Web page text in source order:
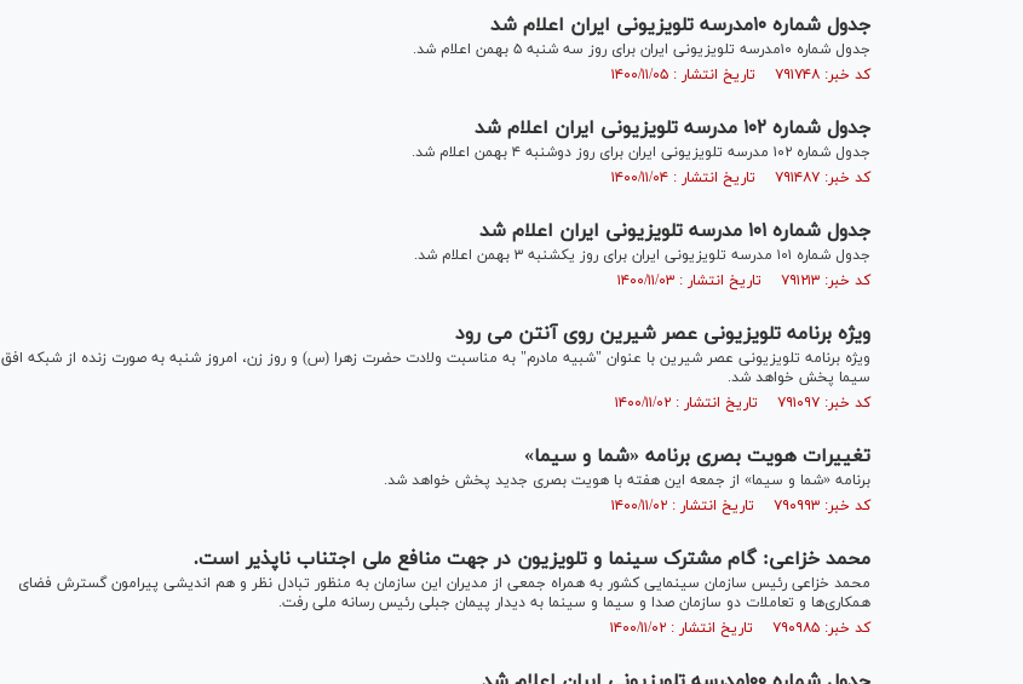
جدول شماره ۱۰مدرسه تلویزیونی ایران اعلام شد
جدول شماره ۱۰مدرسه تلویزیونی ایران برای روز سه شنبه ۵ بهمن اعلام شد.
کد خبر: ۷۹۱۷۴۸ تاریخ انتشار : ۱۴۰۰/۱۱/۰۵
جدول شماره ۱۰۲ مدرسه تلویزیونی ایران اعلام شد
جدول شماره ۱۰۲ مدرسه تلویزیونی ایران برای روز دوشنبه ۴ بهمن اعلام شد.
کد خبر: ۷۹۱۴۸۷ تاریخ انتشار : ۱۴۰۰/۱۱/۰۴
جدول شماره ۱۰۱ مدرسه تلویزیونی ایران اعلام شد
جدول شماره ۱۰۱ مدرسه تلویزیونی ایران برای روز یکشنبه ۳ بهمن اعلام شد.
کد خبر: ۷۹۱۲۱۳ تاریخ انتشار : ۱۴۰۰/۱۱/۰۳
ویژه برنامه تلویزیونی عصر شیرین روی آنتن می رود
ویژه برنامه تلویزیونی عصر شیرین با عنوان "شبیه مادرم" به مناسبت ولادت حضرت زهرا (س) و روز زن، امروز شنبه به صورت زنده از شبکه افق
سیما پخش خواهد شد.
کد خبر: ۷۹۱۰۹۷ تاریخ انتشار : ۱۴۰۰/۱۱/۰۲
تغییرات هویت بصرى برنامه «شما و سیما»
برنامه «شما و سیما» از جمعه این هفته با هویت بصرى جدید پخش خواهد شد.
کد خبر: ۷۹۰۹۹۳ تاریخ انتشار : ۱۴۰۰/۱۱/۰۲
محمد خزاعی: گام مشترک سینما و تلویزیون در جهت منافع ملی اجتناب ناپذیر است.
محمد خزاعی رئیس سازمان سینمایی کشور به همراه جمعی از مدیران این سازمان به منظور تبادل نظر و هم اندیشی پیرامون گسترش فضای
همکاری‌ها و تعاملات دو سازمان صدا و سیما و سینما به دیدار پیمان جبلی رئیس رسانه ملی رفت.
کد خبر: ۷۹۰۹۸۵ تاریخ انتشار : ۱۴۰۰/۱۱/۰۲